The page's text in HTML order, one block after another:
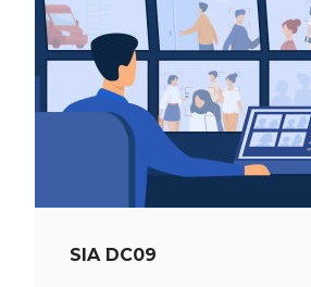
SIA DC09